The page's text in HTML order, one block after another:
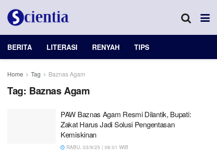
BERITA LITERASI RENYAH TIPS
Home Tag Baznas Agam
Tag: Baznas Agam
PAW Baznas Agam Resmi Dilantik, Bupati:
Zakat Harus Jadi Solusi Pengentasan
Kemiskinan
RABU, 03/9/25 | 06:01 WIB